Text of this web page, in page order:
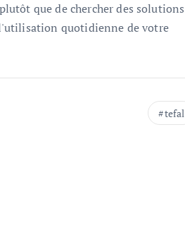
que de chercher des solutions
quotidienne de votre
tefal